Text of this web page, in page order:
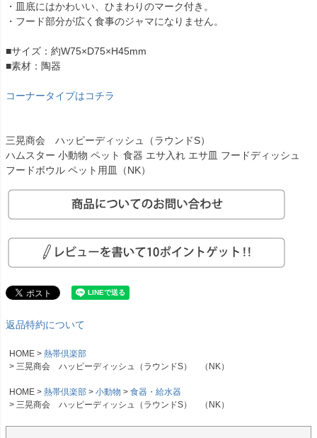
・皿底にはかわいい、ひまわりのマーク付き。
・フード部分が広く食事のジャマになりません。
■サイズ：約W75×D75×H45mm
■素材：陶器
コーナータイプはコチラ
三晃商会 ハッピーディッシュ（ラウンドS）
ハムスター 小動物 ペット 食器 エサ入れ エサ皿 フードディッシュ
フードボウル ペット用皿（NK）
返品特約について
HOME
熱帯倶楽部
三晃商会 ハッピーディッシュ（ラウンドS） （NK）
HOME 熱帯倶楽部 小動物
食器・給水器
三晃商会 ハッピーディッシュ（ラウンドS） （NK）